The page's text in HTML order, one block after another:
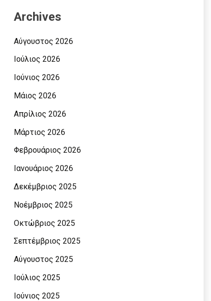
Archives
Αύγουστος 2026
Ιούλιος 2026
Ιούνιος 2026
Μάιος 2026
Απρίλιος 2026
Μάρτιος 2026
Φεβρουάριος 2026
Ιανουάριος 2026
Δεκέμβριος 2025
Νοέμβριος 2025
Οκτώβριος 2025
Σεπτέμβριος 2025
Αύγουστος 2025
Ιούλιος 2025
Ιούνιος 2025